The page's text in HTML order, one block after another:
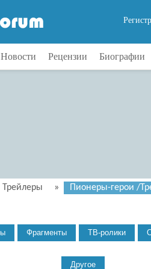
Новости Рецензии Биографии
Трейлеры » Пионеры-герои /